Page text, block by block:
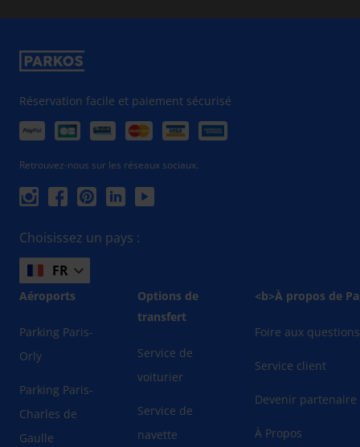
Réservation facile et paiement sécurisé
Retrouvez-nous sur les réseaux sociaux.
Choisissez un pays :
FR
Aéroports
Parking Paris-
Orly
Parking Paris-
Charles de
Gaulle
Options de
transfert
Service de
voiturier
Service de
navette
<b>À propos de
Foire aux questions
Service client
Devenir partenaire
À Propos